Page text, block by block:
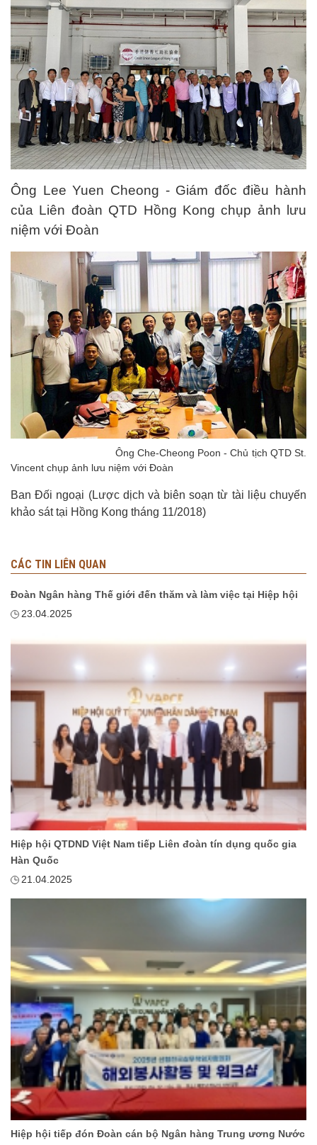
Ông Lee Yuen Cheong - Giám đốc điều hành
của Liên đoàn QTD Hồng Kong chụp ảnh lưu
niệm với Đoàn
Ông Che-Cheong Poon - Chủ tịch QTD St.
Vincent chụp ảnh lưu niệm với Đoàn
Ban Đối ngoại (Lược dịch và biên soạn từ tài liệu chuyến
khảo sát tại Hồng Kong tháng 11/2018)
CÁC TIN LIÊN QUAN
Đoàn Ngân hàng Thế giới đến thăm và làm việc tại Hiệp hội
23.04.2025
Hiệp hội QTDND Việt Nam tiếp Liên đoàn tín dụng quốc gia
Hàn Quốc
21.04.2025
Hiệp hội tiếp đón Đoàn cán bộ Ngân hàng Trung ương Nước